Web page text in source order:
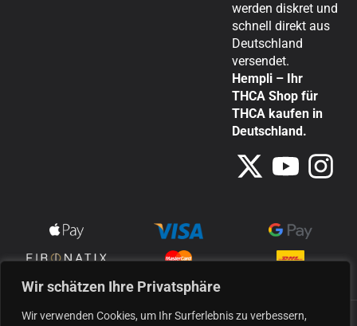
Wir schätzen Ihre Privatsphäre
Wir verwenden Cookies, um Ihr Surferlebnis zu verbessern,
werden diskret und
schnell direkt aus
Deutschland
versendet.
Hempli – Ihr
THCA Shop für
THCA kaufen in
Deutschland.
Alle unsere Produkte werden aus Industriehanf hergestellt und erfüllen die